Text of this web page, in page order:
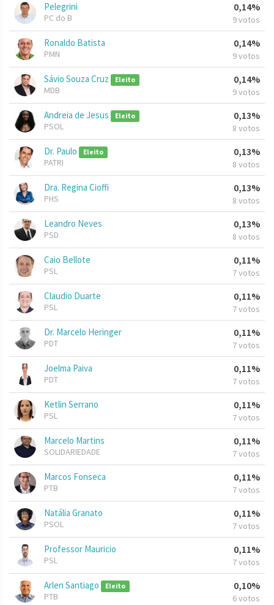
Pelegrini
PC do B
0,14%
9 votos
Ronaldo Batista
PMN
0,14%
9 votos
Sávio Souza Cruz Eleito
MDB
0,14%
9 votos
Andreia de Jesus Eleito
PSOL
0,13%
8 votos
Dr. Paulo Eleito
PATRI
0,13%
8 votos
Dra. Regina Cioffi
PHS
0,13%
8 votos
Leandro Neves
PSD
0,13%
8 votos
Caio Bellote
PSL
0,11%
7 votos
Claudio Duarte
PSL
0,11%
7 votos
Dr. Marcelo Heringer
PDT
0,11%
7 votos
Joelma Paiva
PDT
0,11%
7 votos
Ketlin Serrano
PSL
0,11%
7 votos
Marcelo Martins
SOLIDARIEDADE
0,11%
7 votos
Marcos Fonseca
PTB
0,11%
7 votos
Natália Granato
PSOL
0,11%
7 votos
Professor Mauricio
PSL
0,11%
7 votos
Arlen Santiago Eleito
PTB
0,10%
6 votos